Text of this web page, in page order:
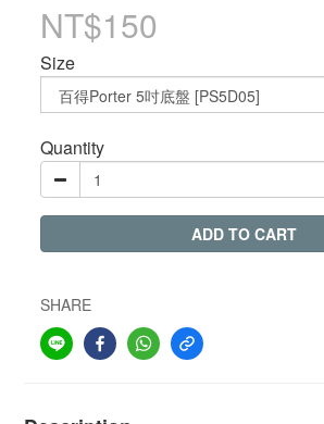
NT$150
Size
Quantity
ADD TO CART
SHARE